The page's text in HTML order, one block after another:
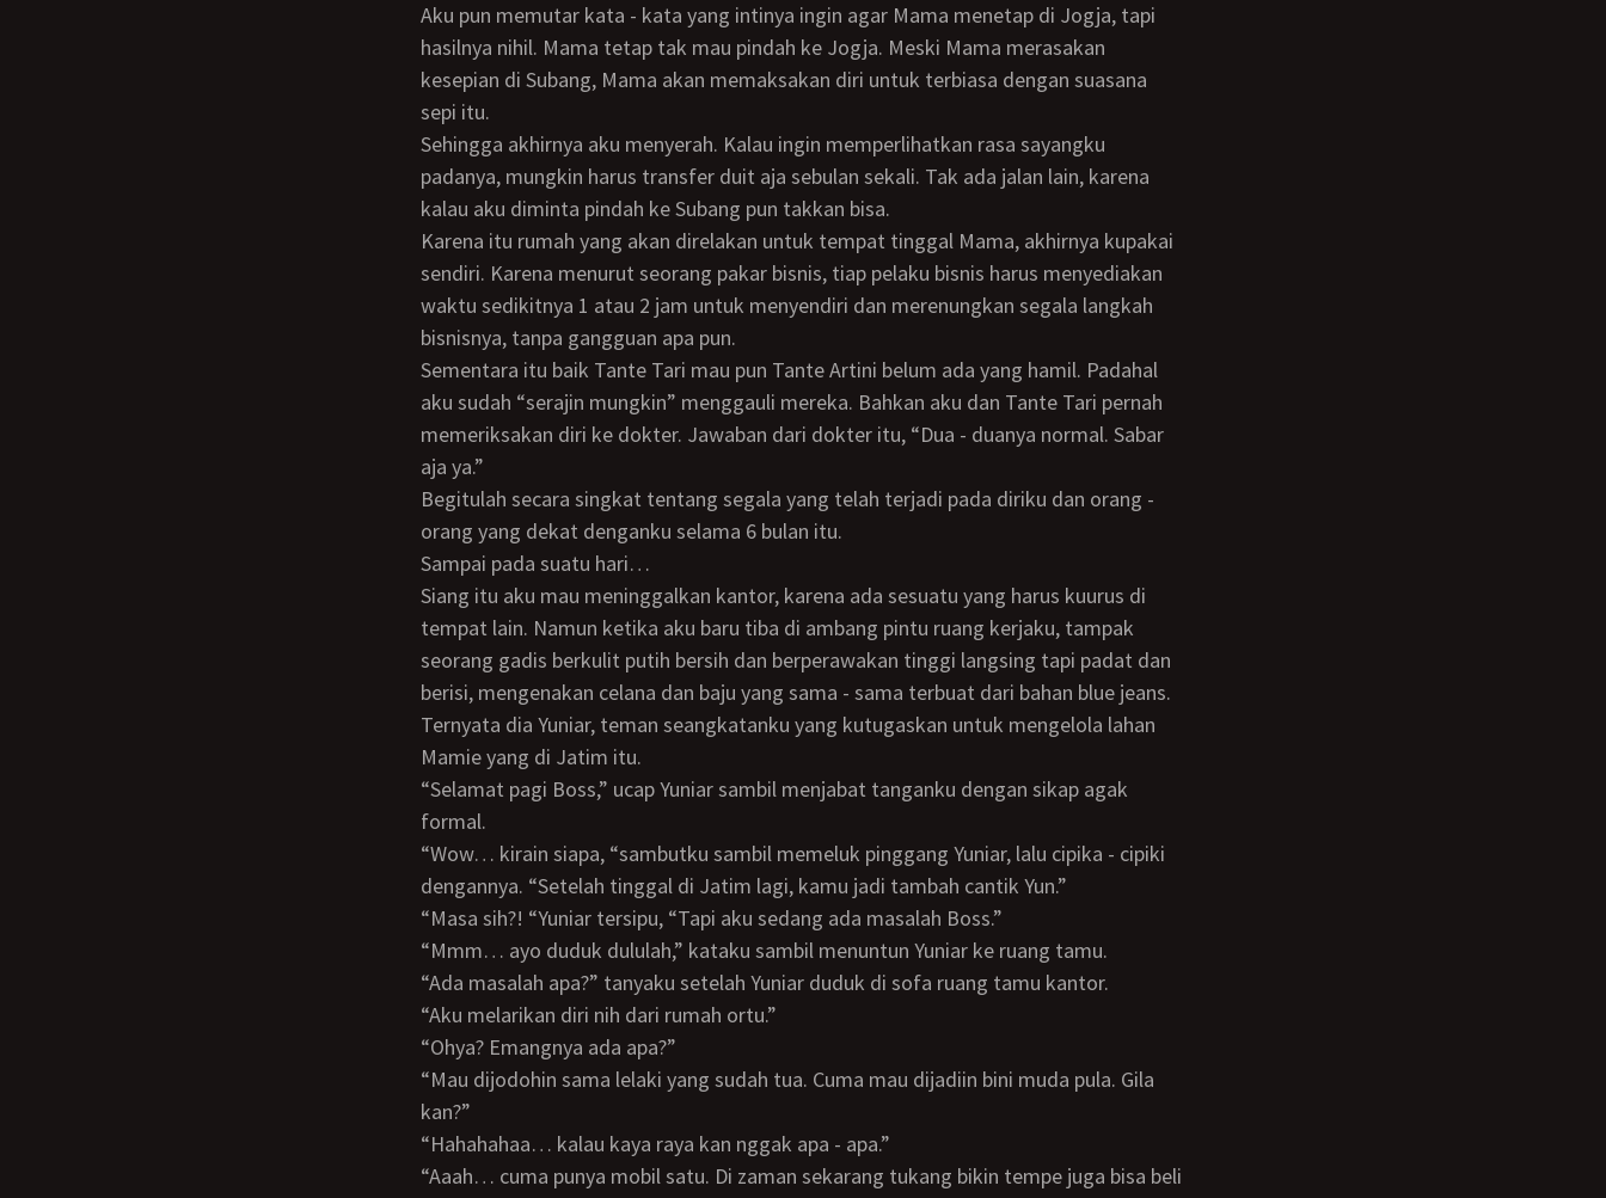
Aku pun memutar kata - kata yang intinya ingin agar Mama menetap di Jogja, tapi
hasilnya nihil. Mama tetap tak mau pindah ke Jogja. Meski Mama merasakan
kesepian di Subang, Mama akan memaksakan diri untuk terbiasa dengan suasana
sepi itu.
Sehingga akhirnya aku menyerah. Kalau ingin memperlihatkan rasa sayangku
padanya, mungkin harus transfer duit aja sebulan sekali. Tak ada jalan lain, karena
kalau aku diminta pindah ke Subang pun takkan bisa.
Karena itu rumah yang akan direlakan untuk tempat tinggal Mama, akhirnya kupakai
sendiri. Karena menurut seorang pakar bisnis, tiap pelaku bisnis harus menyediakan
waktu sedikitnya 1 atau 2 jam untuk menyendiri dan merenungkan segala langkah
bisnisnya, tanpa gangguan apa pun.
Sementara itu baik Tante Tari mau pun Tante Artini belum ada yang hamil. Padahal
aku sudah “serajin mungkin” menggauli mereka. Bahkan aku dan Tante Tari pernah
memeriksakan diri ke dokter. Jawaban dari dokter itu, “Dua - duanya normal. Sabar
aja ya.”
Begitulah secara singkat tentang segala yang telah terjadi pada diriku dan orang -
orang yang dekat denganku selama 6 bulan itu.
Sampai pada suatu hari…
Siang itu aku mau meninggalkan kantor, karena ada sesuatu yang harus kuurus di
tempat lain. Namun ketika aku baru tiba di ambang pintu ruang kerjaku, tampak
seorang gadis berkulit putih bersih dan berperawakan tinggi langsing tapi padat dan
berisi, mengenakan celana dan baju yang sama - sama terbuat dari bahan blue jeans.
Ternyata dia Yuniar, teman seangkatanku yang kutugaskan untuk mengelola lahan
Mamie yang di Jatim itu.
“Selamat pagi Boss,” ucap Yuniar sambil menjabat tanganku dengan sikap agak
formal.
“Wow… kirain siapa, “sambutku sambil memeluk pinggang Yuniar, lalu cipika - cipiki
dengannya. “Setelah tinggal di Jatim lagi, kamu jadi tambah cantik Yun.”
“Masa sih?! “Yuniar tersipu, “Tapi aku sedang ada masalah Boss.”
“Mmm… ayo duduk dululah,” kataku sambil menuntun Yuniar ke ruang tamu.
“Ada masalah apa?” tanyaku setelah Yuniar duduk di sofa ruang tamu kantor.
“Aku melarikan diri nih dari rumah ortu.”
“Ohya? Emangnya ada apa?”
“Mau dijodohin sama lelaki yang sudah tua. Cuma mau dijadiin bini muda pula. Gila
kan?”
“Hahahahaa… kalau kaya raya kan nggak apa - apa.”
“Aaah… cuma punya mobil satu. Di zaman sekarang tukang bikin tempe juga bisa beli